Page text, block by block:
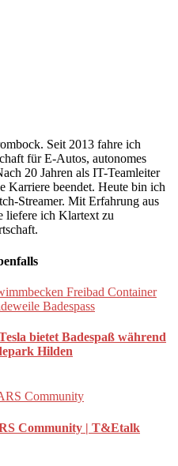
Seit 2013 fahre ich
für E-Autos, autonomes
20 Jahren als IT-Teamleiter
Karriere beendet. Heute bin ich
Streamer. Mit Erfahrung aus
liefere ich Klartext zu
bietet Badespaß während
Hilden
Community | T&Etalk